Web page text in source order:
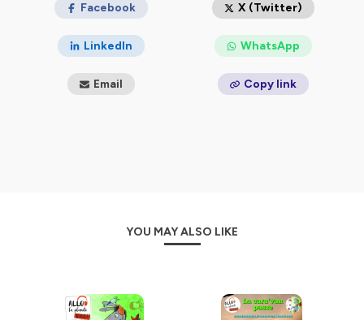
Facebook X (Twitter)
LinkedIn WhatsApp
Email Copy link
YOU MAY ALSO LIKE